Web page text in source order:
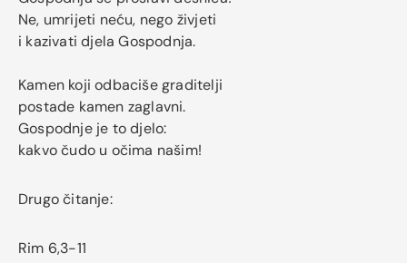
Ne, umrijeti neću, nego živjeti
i kazivati djela Gospodnja.
Kamen koji odbaciše graditelji
postade kamen zaglavni.
Gospodnje je to djelo:
kakvo čudo u očima našim!
Drugo čitanje:
Rim 6,3-11